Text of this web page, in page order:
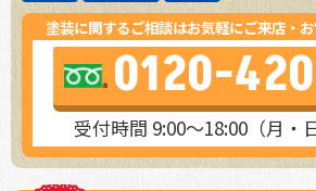
塗装に関するご相談はお気軽にご来店・
0120-
受付時間 9:00～18:00（月・